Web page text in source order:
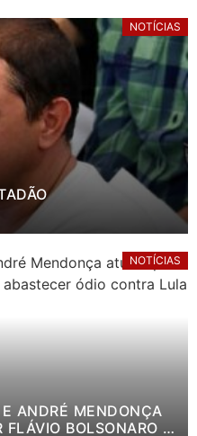
NOTÍCIAS
NOTÍCIAS
ANDRÉ MENDONÇA
FLÁVIO BOLSONARO E